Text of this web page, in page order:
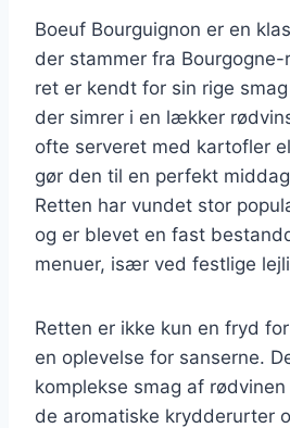
Boeuf Bourguignon er en
der stammer fra Bourgogne-
ret er kendt for sin rige
der simrer i en lækker
ofte serveret med kartofler
gør den til en perfekt
Retten har vundet stor
og er blevet en fast
menuer, især ved festlige
Retten er ikke kun en fryd
en oplevelse for sanserne.
komplekse smag af
de aromatiske krydderurter